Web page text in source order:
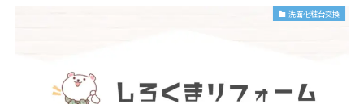
洗面化粧台交換